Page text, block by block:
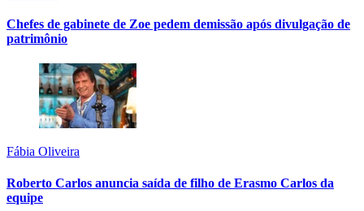
Chefes de gabinete de Zoe pedem demissão após divulgação de
patrimônio
Fábia Oliveira
Roberto Carlos anuncia saída de filho de Erasmo Carlos da
equipe